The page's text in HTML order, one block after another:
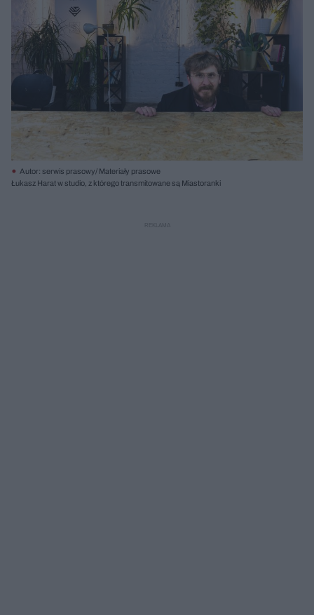
Autor: serwis prasowy/ Materiały prasowe
Łukasz Harat w studio, z którego transmitowane są Miastoranki